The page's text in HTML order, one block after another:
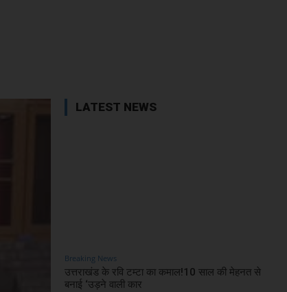
LATEST NEWS
Breaking News
उत्तराखंड के रवि टम्टा का कमाल!10 साल की मेहनत से
बनाई ‘उड़ने वाली कार